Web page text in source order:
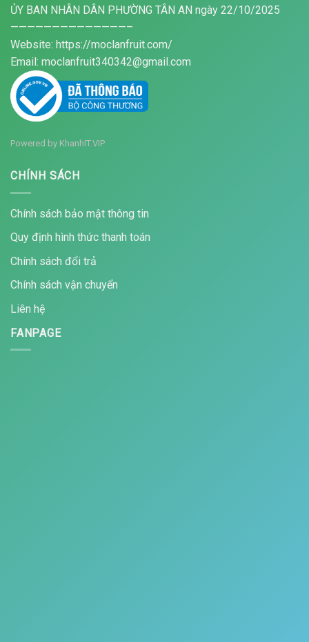
ỦY BAN NHÂN DÂN PHƯỜNG TÂN AN ngày 22/10/2025
——————————————–
Website: https://moclanfruit.com/
Email: moclanfruit340342@gmail.com
Powered by KhanhIT.VIP
CHÍNH SÁCH
Chính sách bảo mật thông tin
Quy định hình thức thanh toán
Chính sách đổi trả
Chính sách vận chuyển
Liên hệ
FANPAGE